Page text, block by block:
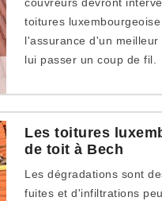
toitures
l'assurance d'un
lui passer un coup de fil.
Les toitures
de toit à Bech
Les dégradations sont
fuites et d'infiltrations